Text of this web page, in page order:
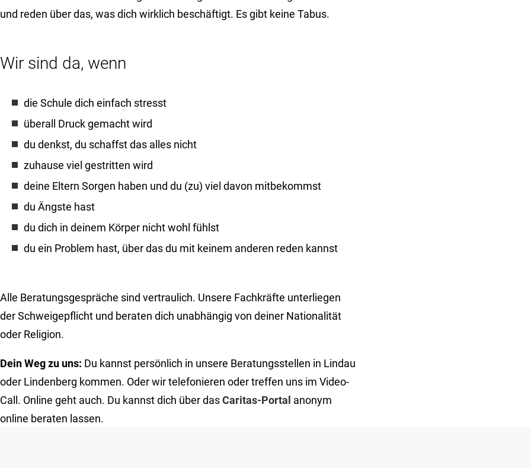
und reden über das, was dich wirklich beschäftigt. Es gibt keine Tabus.
Wir sind da, wenn
die Schule dich einfach stresst
überall Druck gemacht wird
du denkst, du schaffst das alles nicht
zuhause viel gestritten wird
deine Eltern Sorgen haben und du (zu) viel davon mitbekommst
du Ängste hast
du dich in deinem Körper nicht wohl fühlst
du ein Problem hast, über das du mit keinem anderen reden kannst
Alle Beratungsgespräche sind vertraulich. Unsere Fachkräfte unterliegen
der Schweigepflicht und beraten dich unabhängig von deiner Nationalität
oder Religion.
Dein Weg zu uns: Du kannst persönlich in unsere Beratungsstellen in Lindau
oder Lindenberg kommen. Oder wir telefonieren oder treffen uns im Video-
Call. Online geht auch. Du kannst dich über dasCaritas-Portal anonym
online beraten lassen.